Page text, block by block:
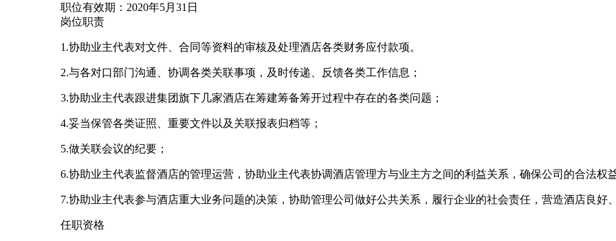
职位有效期：2020年5月31日
岗位职责
1.协助业主代表对文件、合同等资料的审核及处理酒店各类财务应付款项。
2.与各对口部门沟通、协调各类关联事项，及时传递、反馈各类工作信息；
3.协助业主代表跟进集团旗下几家酒店在筹建筹备筹开过程中存在的各类问题；
4.妥当保管各类证照、重要文件以及关联报表归档等；
5.做关联会议的纪要；
6.协助业主代表监督酒店的管理运营，协助业主代表协调酒店管理方与业主方之间的利益关系，确保公司的合法权
7.协助业主代表参与酒店重大业务问题的决策，协助管理公司做好公共关系，履行企业的社会责任，营造酒店良好
任职资格